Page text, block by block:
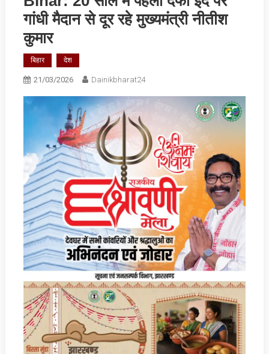
गांधी मैदान से दूर रहे मुख्यमंत्री नीतीश
कुमार
बिहार देश
21/03/2026 Dainikbharat24